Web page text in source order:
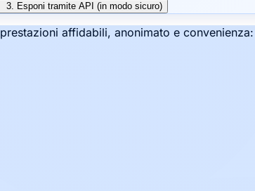
3. Esponi tramite API (in modo sicuro)
affidabili, anonimato e